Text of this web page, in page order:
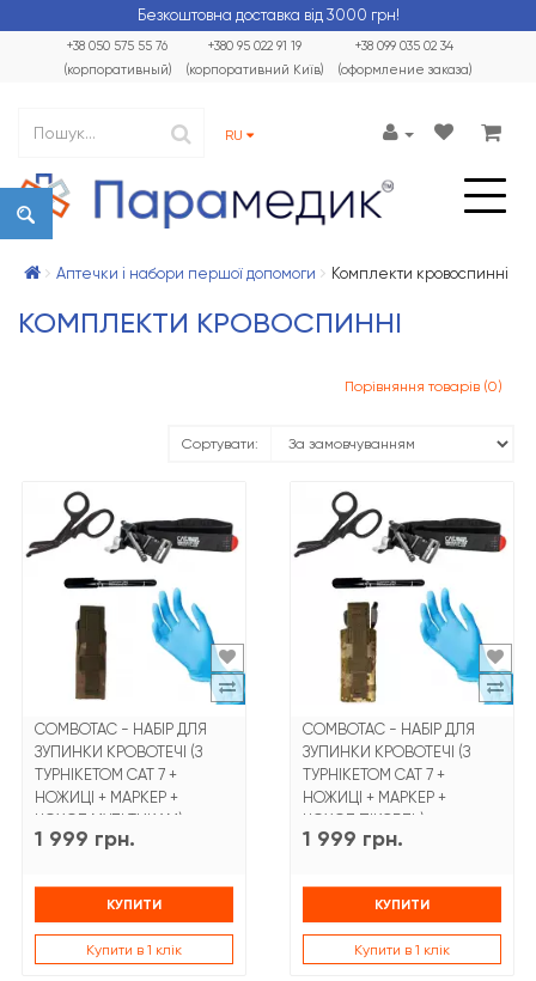
Безкоштовна доставка від 3000 грн!
+38 099 035 02 34
(оформление заказа)
+38 050 575 55 76
(корпоративный)
+380 95 022 91 19
(корпоративний Київ)
RU
Аптечки і набори першої допомоги Комплекти кровоспинні
КОМПЛЕКТИ КРОВОСПИННІ
Порівняння товарів (0)
Сортувати:
COMBOTAC - НАБІР ДЛЯ
ЗУПИНКИ КРОВОТЕЧІ (З
ТУРНІКЕТОМ CAT 7 +
НОЖИЦІ + МАРКЕР +
ЧОХОЛ МУЛЬТИКАМ)
1 999 грн.
КУПИТИ
Купити в 1 клік
COMBOTAC - НАБІР ДЛЯ
ЗУПИНКИ КРОВОТЕЧІ (З
ТУРНІКЕТОМ CAT 7 +
НОЖИЦІ + МАРКЕР +
ЧОХОЛ ПІКСЕЛЬ)
1 999 грн.
КУПИТИ
Купити в 1 клік